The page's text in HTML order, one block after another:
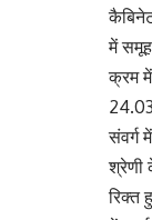
में
क्रम में
संवर्ग
श्रेणी
रिक्त